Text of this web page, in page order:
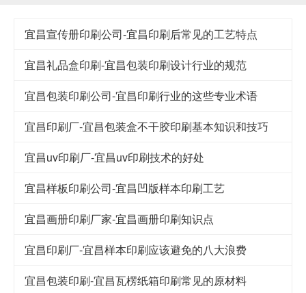
宜昌宣传册印刷公司-宜昌印刷后常见的工艺特点
宜昌礼品盒印刷-宜昌包装印刷设计行业的规范
宜昌包装印刷公司-宜昌印刷行业的这些专业术语
宜昌印刷厂-宜昌包装盒不干胶印刷基本知识和技巧
宜昌uv印刷厂-宜昌uv印刷技术的好处
宜昌样板印刷公司-宜昌凹版样本印刷工艺
宜昌画册印刷厂家-宜昌画册印刷知识点
宜昌印刷厂-宜昌样本印刷应该避免的八大浪费
宜昌包装印刷-宜昌瓦楞纸箱印刷常见的原材料